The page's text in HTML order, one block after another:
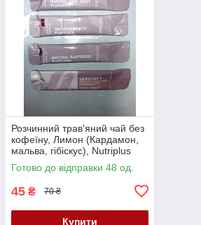
Розчинний трав'яний чай без
кофеїну, Лимон (Кардамон,
мальва, гібіскус), Nutriplus
Serenity, 30 стик. х 1.7 г
Готово до відправки 48 од.
45 ₴ 70 ₴
Купити